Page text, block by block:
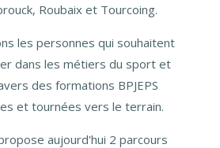
Roubaix et Tourcoing.
les personnes qui souhaitent
dans les métiers du sport et
des formations BPJEPS
et tournées vers le terrain.
aujourd'hui 2 parcours